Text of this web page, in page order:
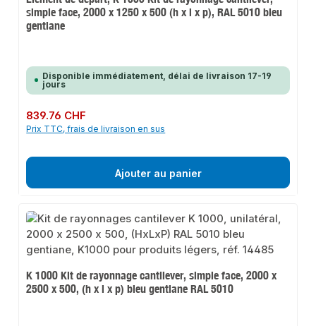
simple face, 2000 x 1250 x 500 (h x l x p), RAL 5010 bleu
gentiane
Disponible immédiatement, délai de livraison 17-19
jours
Prix régulier :
839.76 CHF
Prix TTC, frais de livraison en sus
Ajouter au panier
K 1000 Kit de rayonnage cantilever, simple face, 2000 x
2500 x 500, (h x l x p) bleu gentiane RAL 5010